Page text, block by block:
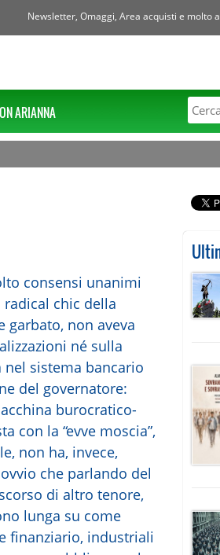
Newsletter, Omaggi, Area acquisti e molto
ARIANNA
consensi unanimi
chic della
garbato, non aveva
né sulla
nel sistema bancario
del governatore:
burocratico-
con la “evve moscia”,
non ha, invece,
che parlando del
di altro tenore,
lunga su come
finanziario, industriali